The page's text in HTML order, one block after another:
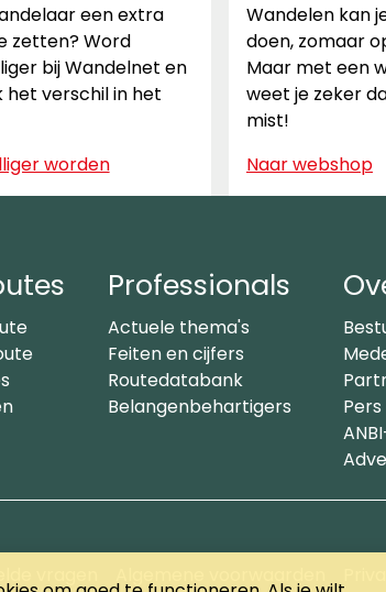
een extra
zetten? Word
bij Wandelnet en
het verschil in het
worden
Wandelen kan
doen, zomaar
Maar met een
weet je zeker
mist!
Naar webshop
Professionals
Actuele thema's
Feiten en cijfers
Routedatabank
Belangenbehartigers